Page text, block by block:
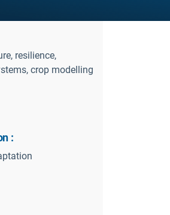
resilience,
crop modelling
: